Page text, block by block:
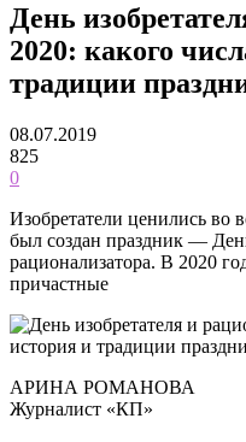
День
2020: какого
традиции
08.07.2019
825
0
Изобретатели ценились во
был создан праздник —
рационализатора. В 2020
причастные
АРИНА РОМАНОВА
Журналист «КП»